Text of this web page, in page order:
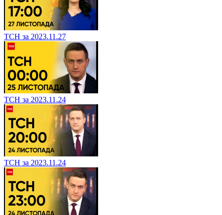
ТСН за 2023.11.27
ТСН за 2023.11.24
ТСН за 2023.11.24